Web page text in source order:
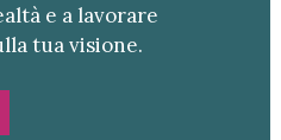
e a lavorare
tua visione.